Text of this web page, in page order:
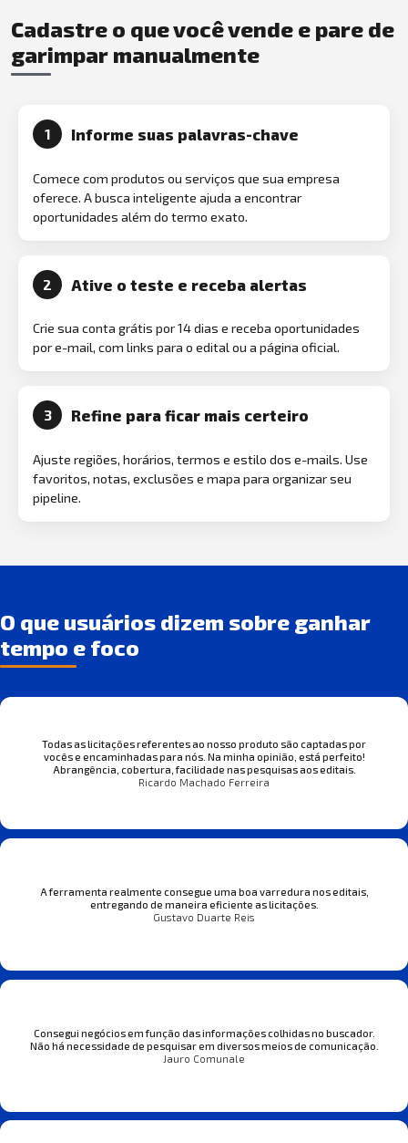
Cadastre o que você vende e pare de
garimpar manualmente
1 Informe suas palavras-chave
Comece com produtos ou serviços que sua empresa
oferece. A busca inteligente ajuda a encontrar
oportunidades além do termo exato.
2 Ative o teste e receba alertas
Crie sua conta grátis por 14 dias e receba oportunidades
por e-mail, com links para o edital ou a página oficial.
3 Refine para ficar mais certeiro
Ajuste regiões, horários, termos e estilo dos e-mails. Use
favoritos, notas, exclusões e mapa para organizar seu
pipeline.
O que usuários dizem sobre ganhar
tempo e foco
Todas as licitações referentes ao nosso produto são captadas por
vocês e encaminhadas para nós. Na minha opinião, está perfeito!
Abrangência, cobertura, facilidade nas pesquisas aos editais.
Ricardo Machado Ferreira
A ferramenta realmente consegue uma boa varredura nos editais,
entregando de maneira eficiente as licitações.
Gustavo Duarte Reis
Consegui negócios em função das informações colhidas no buscador.
Não há necessidade de pesquisar em diversos meios de comunicação.
Jauro Comunale